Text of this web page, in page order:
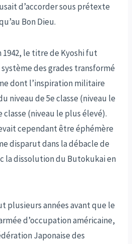
d’accorder sous prétexte
Bon Dieu.
1942, le titre de Kyoshi fut
des grades transformé
dont l’inspiration militaire
niveau de 5e classe (niveau le
classe (niveau le plus élevé).
cependant être éphémère
disparut dans la débacle de
la dissolution du Butokukai en
plusieurs années avant que le
d’occupation américaine,
Japonaise des